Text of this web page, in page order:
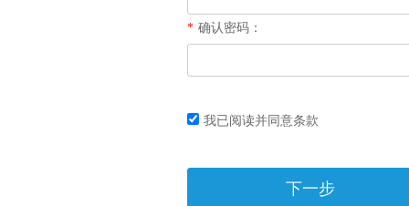
* 确认密码：
我已阅读并同意条款
下一步